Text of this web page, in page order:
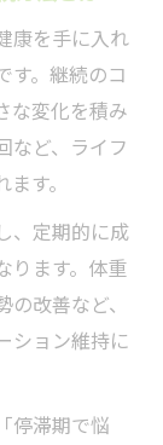
康を手に入れ
す。継続のコ
な変化を積み
など、ライフ
す。
、定期的に成
ります。体重
改善など、
ション維持に
停滞期で悩